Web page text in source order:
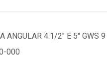
ANGULAR 4.1/2" E 5" GWS
000